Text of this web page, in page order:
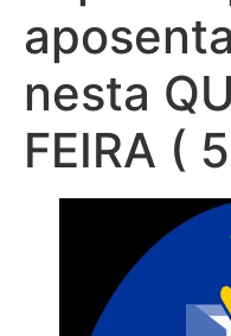
nesta
FEIRA (